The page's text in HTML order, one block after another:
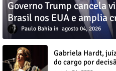
Governo Trump cancela
Brasil nos EUA e amplia
Paulo Bahia agosto 04, 2026
Gabriela Hardt,
do cargo por